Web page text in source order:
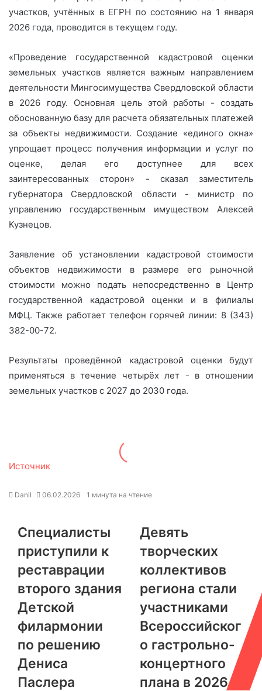
участков, учтённых в ЕГРН по состоянию на 1 января
2026 года, проводится в текущем году.
«Проведение государственной кадастровой оценки
земельных участков является важным направлением
деятельности Мингосимущества Свердловской области
в 2026 году. Основная цель этой работы - создать
обоснованную базу для расчета обязательных платежей
за объекты недвижимости. Создание «единого окна»
упрощает процесс получения информации и услуг по
оценке, делая его доступнее для всех
заинтересованных сторон» - сказал заместитель
губернатора Свердловской области - министр по
управлению государственным имуществом Алексей
Кузнецов.
Заявление об установлении кадастровой стоимости
объектов недвижимости в размере его рыночной
стоимости можно подать непосредственно в Центр
государственной кадастровой оценки и в филиалы
МФЦ. Также работает телефон горячей линии: 8 (343)
382-00-72.
Результаты проведённой кадастровой оценки будут
применяться в течение четырёх лет - в отношении
земельных участков с 2027 до 2030 года.
Источник
Danil 06.02.2026 1 минута на чтение
Специалисты
приступили к
реставрации
второго здания
Детской
филармонии
по решению
Дениса
Паслера
Девять
творческих
коллективов
региона стали
участниками
Всероссийског
о гастрольно-
концертного
плана в 2026